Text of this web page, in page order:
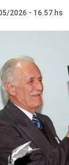
2026 - 16.57.hs